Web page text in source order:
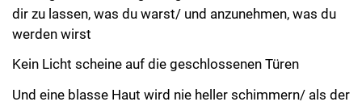
dir zu lassen, was du warst/ und anzunehmen, was du
werden wirst
Kein Licht scheine auf die geschlossenen Türen
Und eine blasse Haut wird nie heller schimmern/ als der